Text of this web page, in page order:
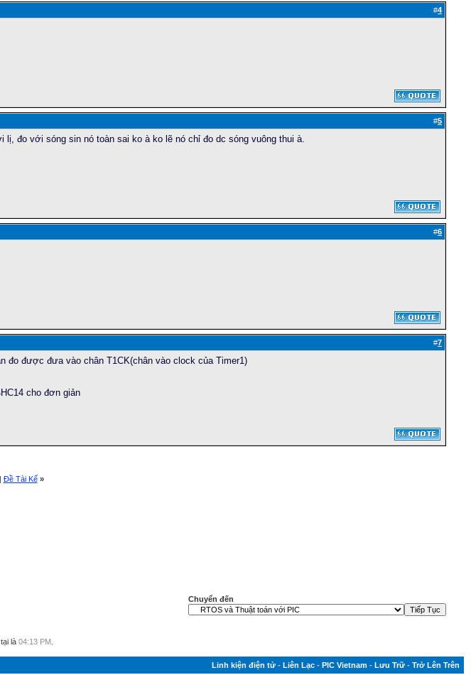
#4
#5
đo với sóng sin nó toàn sai ko à ko lẽ nó chỉ đo dc sóng vuông thui à.
#6
#7
được đưa vào chân T1CK(chân vào clock của Timer1)
cho đơn giản
| Ðề Tài Kế »
Chuyển đến
là 04:13 PM.
Linh kiện điện tử - Liên Lạc - PIC Vietnam - Lưu Trữ - Trở Lên Trên